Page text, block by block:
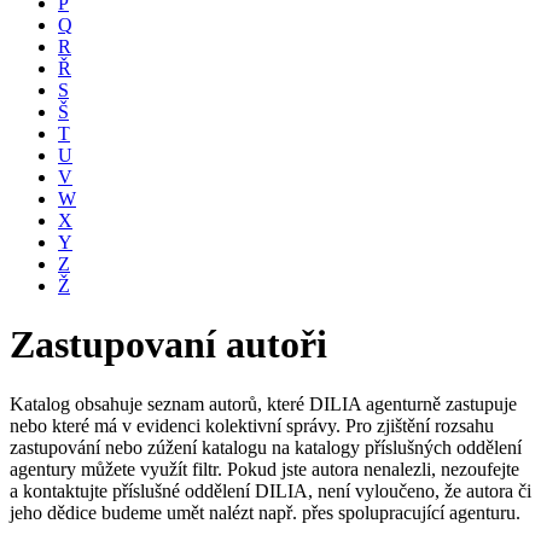
Q
R
Ř
S
Š
T
U
V
W
X
Y
Z
Ž
Zastupovaní autoři
Katalog obsahuje seznam autorů, které DILIA agenturně zastupuje
nebo které má v evidenci kolektivní správy. Pro zjištění rozsahu
zastupování nebo zúžení katalogu na katalogy příslušných oddělení
agentury můžete využít filtr. Pokud jste autora nenalezli, nezoufejte
a kontaktujte příslušné oddělení DILIA, není vyloučeno, že autora či
jeho dědice budeme umět nalézt např. přes spolupracující agenturu.